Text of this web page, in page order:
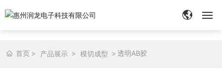
关于我们
首页 产品展示 模切成型 透明AB胶